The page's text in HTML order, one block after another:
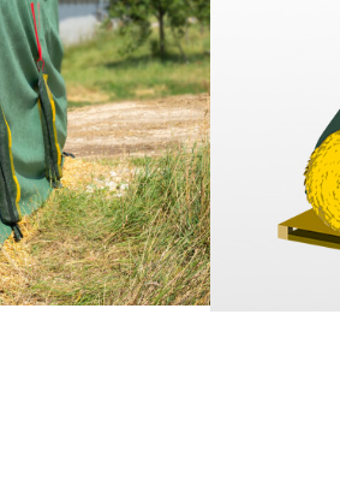
Silosäcke
ein- und
Klettband mit
anbringen,
und "klick"
Ende der
werden,
muss. So
und das Vlies